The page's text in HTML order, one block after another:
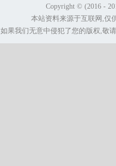
Copyright © (2016 -
本站资料来源于互联网,仅
如果我们无意中侵犯了您的版权,敬